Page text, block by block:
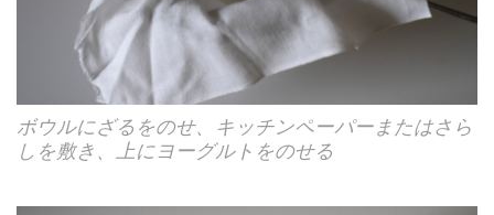
ボウルにざるをのせ、キッチンペーパーまたはさら
しを敷き、上にヨーグルトをのせる